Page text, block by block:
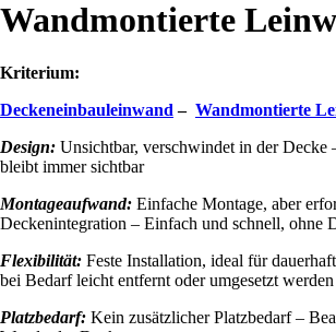
Wandmontierte
Kriterium:
Deckeneinbauleinwand – Wandmontierte
Design: Unsichtbar, verschwindet in der Decke
bleibt immer sichtbar
Montageaufwand: Einfache Montage, aber
Deckenintegration – Einfach und schnell, ohne
Flexibilität: Feste Installation, ideal für
bei Bedarf leicht entfernt oder umgesetzt werden
Platzbedarf: Kein zusätzlicher Platzbedarf –